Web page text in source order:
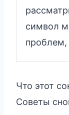
символ
Что этот
Советы